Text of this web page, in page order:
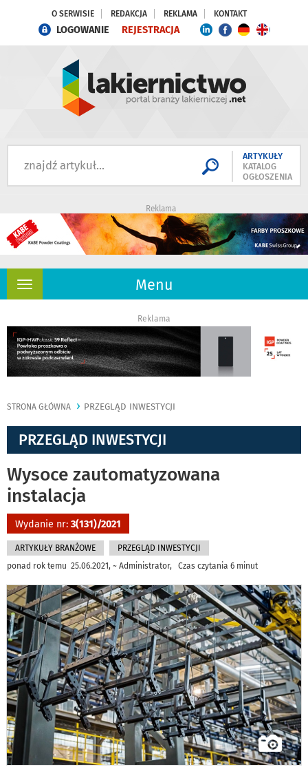
O SERWISIE REDAKCJA REKLAMA KONTAKT
LOGOWANIE REJESTRACJA
ARTYKUŁY
KATALOG
OGŁOSZENIA
Reklama
Menu
Rozwiń
Reklama
STRONA GŁÓWNA PRZEGLĄD INWESTYCJI
PRZEGLĄD INWESTYCJI
Wysoce zautomatyzowana
instalacja
Wydanie nr: 3(131)/2021
ARTYKUŁY BRANŻOWE
PRZEGLĄD INWESTYCJI
ponad rok temu 25.06.2021, ~ Administrator, Czas czytania 6 minut